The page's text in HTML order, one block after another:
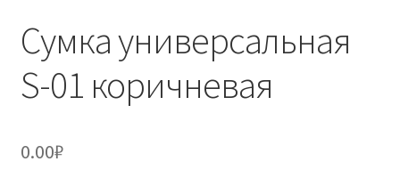
Сумка универсальная
S-01 коричневая
0.00₽